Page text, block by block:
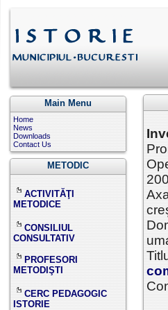
Main Menu
Home
News
Downloads
Contact Us
METODIC
ACTIVITĂŢI
METODICE
CONSILIUL
CONSULTATIV
PROFESORI
METODIŞTI
CERC PEDAGOGIC
ISTORIE